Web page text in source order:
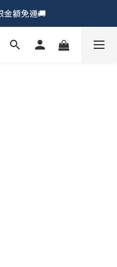
市𝟵𝟱折🍩
金額免運🚚
市𝟵𝟱折🍩